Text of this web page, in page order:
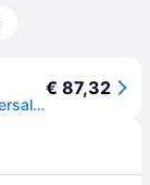
Bosch Home & Garden, Detectoren, Universal Detect (Bodemanalysator, Lijnzoeker)
€ 87,32